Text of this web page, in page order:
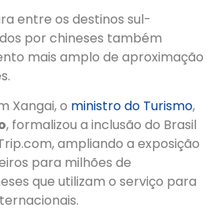
entre os destinos sul-
por chineses também
mais amplo de aproximação
Xangai, o ministro do Turismo,
, formalizou a inclusão do Brasil
ampliando a exposição
para milhões de
que utilizam o serviço para